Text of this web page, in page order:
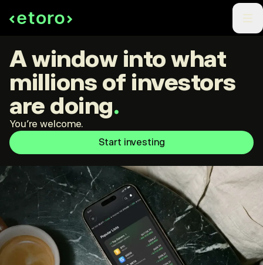
A window into what
millions of investors
are doing.
You're welcome.
Start investing